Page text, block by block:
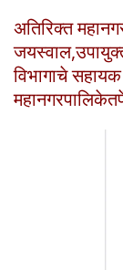
अतिरिक्त
विभागाचे